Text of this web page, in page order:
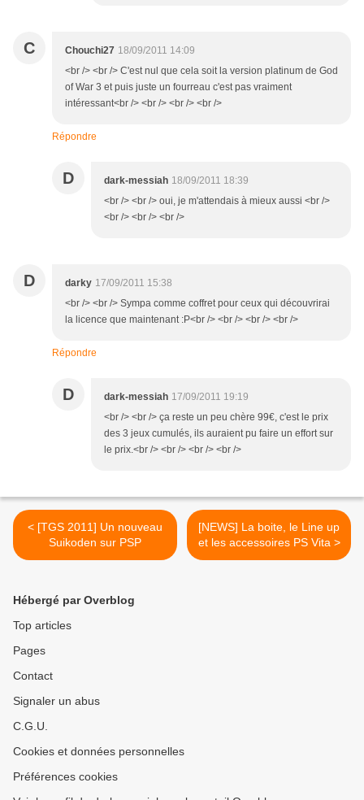
C Chouchi27 18/09/2011 14:09
<br /> <br /> C'est nul que cela soit la version platinum de God
of War 3 et puis juste un fourreau c'est pas vraiment
intéressant<br /> <br /> <br /> <br />
Répondre
D dark-messiah 18/09/2011 18:39
<br /> <br /> oui, je m'attendais à mieux aussi <br />
<br /> <br /> <br />
D darky 17/09/2011 15:38
<br /> <br /> Sympa comme coffret pour ceux qui découvrirai
la licence que maintenant :P<br /> <br /> <br /> <br />
Répondre
D dark-messiah 17/09/2011 19:19
<br /> <br /> ça reste un peu chère 99€, c'est le prix
des 3 jeux cumulés, ils auraient pu faire un effort sur
le prix.<br /> <br /> <br /> <br />
< [TGS 2011] Un nouveau
Suikoden sur PSP
[NEWS] La boite, le Line up
et les accessoires PS Vita >
Hébergé par Overblog
Top articles
Pages
Contact
Signaler un abus
C.G.U.
Cookies et données personnelles
Préférences cookies